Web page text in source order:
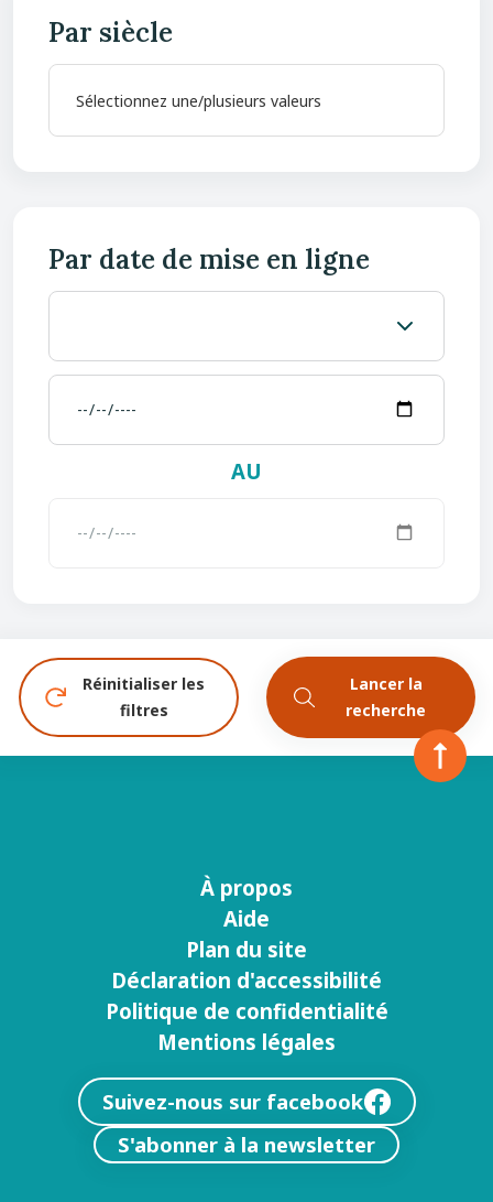
Par siècle
Par date de mise en ligne
AU
Réinitialiser les
filtres
Lancer la
recherche
À propos
Aide
Plan du site
Déclaration d'accessibilité
Politique de confidentialité
Mentions légales
Suivez-nous sur facebook
S'abonner à la newsletter